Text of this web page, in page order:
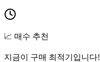
📈 매수 추천
지금이 구매 최적기입니다!